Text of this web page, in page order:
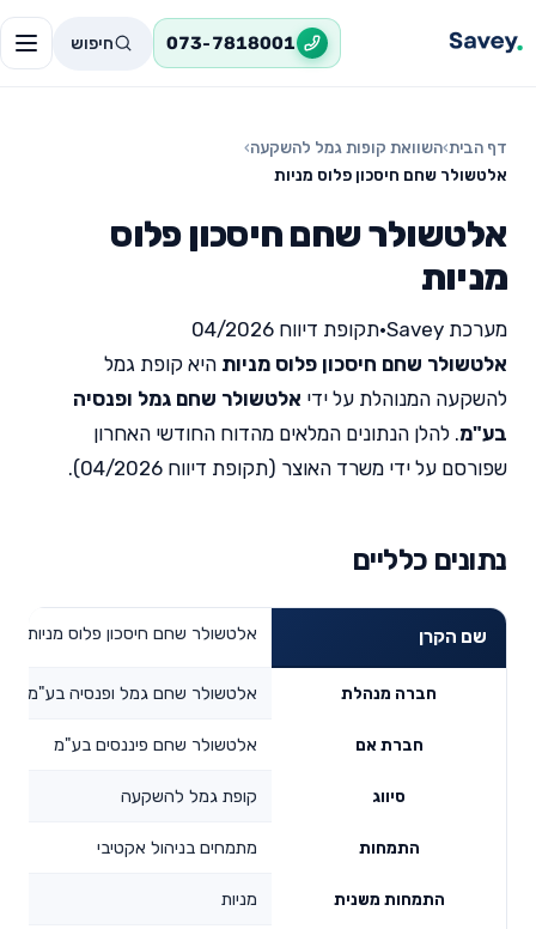
073-7818001 חיפוש
דף הבית›השוואת קופות גמל להשקעה›
אלטשולר שחם חיסכון פלוס מניות
אלטשולר שחם חיסכון פלוס
מניות
מערכת Savey •תקופת דיווח 04/2026
אלטשולר שחם חיסכון פלוס מניות היא קופת גמל
להשקעה המנוהלת על ידי אלטשולר שחם גמל ופנסיה
בע"מ. להלן הנתונים המלאים מהדוח החודשי האחרון
שפורסם על ידי משרד האוצר (תקופת דיווח 04/2026).
נתונים כלליים
שם הקרן אלטשולר שחם חיסכון פלוס מניות
חברה מנהלת אלטשולר שחם גמל ופנסיה בע"מ
חברת אם אלטשולר שחם פיננסים בע"מ
סיווג קופת גמל להשקעה
התמחות מתמחים בניהול אקטיבי
התמחות משנית מניות